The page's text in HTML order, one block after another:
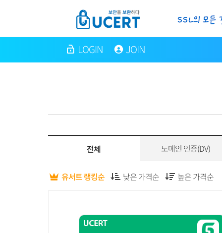
LOGIN JOIN
전체 도메인 인증(DV)
유서트 랭킹순 낮은 가격순 높은 가격순